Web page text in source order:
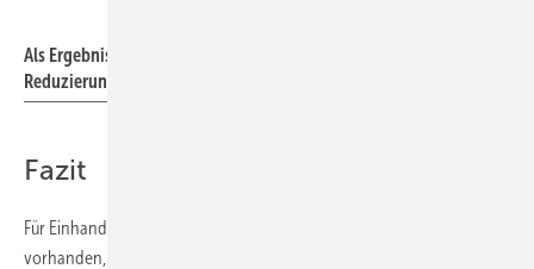
Als Ergebnis der Messreihen ist festzustellen, dass Maßnahmen zur
Reduzierung der Druckstöße in ­Einhebelmischern nötig sind.
Fazit
Für Einhand-Hebelmischer ist derzeit keine gültige Produkt-Prüfnorm
vorhanden, gleichwohl haben diese jedoch die Vorgaben der DIN